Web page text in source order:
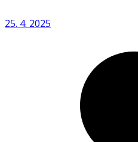
25. 4. 2025